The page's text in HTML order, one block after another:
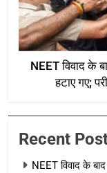
NEET विवाद के
हटाए गए;
Recent
NEET विवाद के